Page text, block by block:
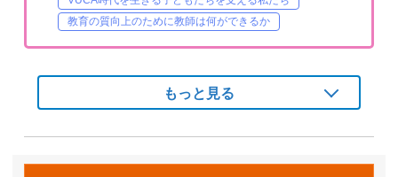
教育の質向上のために教師は何ができるか
もっと見る